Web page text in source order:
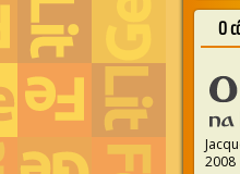
O
2008